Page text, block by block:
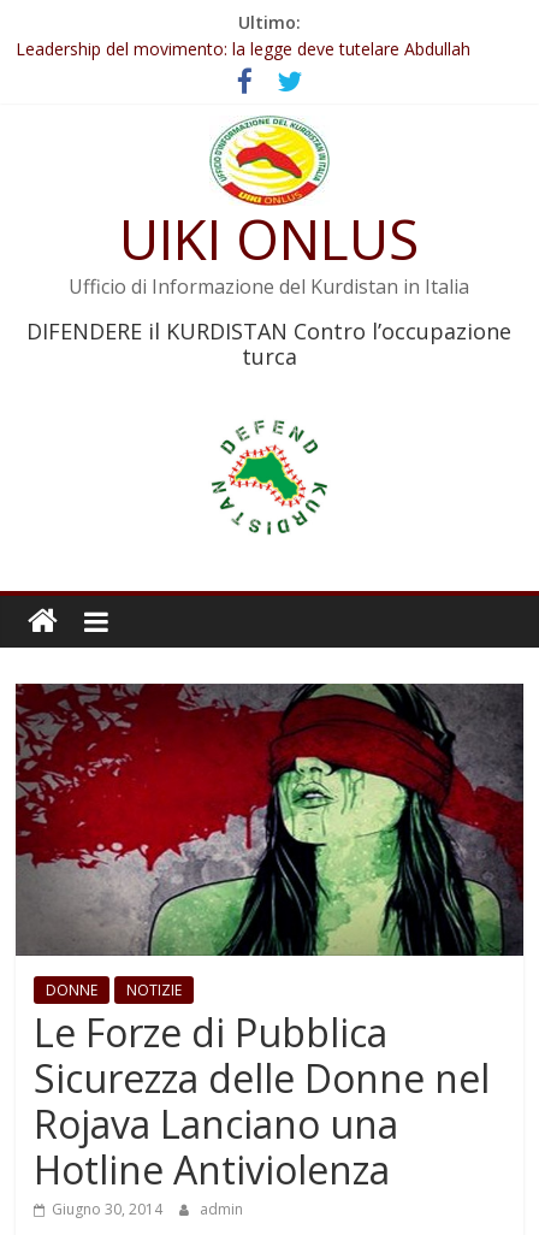
Ultimo:
Abdullah Öcalan: Le legge negativa deve essere trasformata in
Leadership del movimento: la legge deve tutelare Abdullah
Öcalan e l’intero movimento
Commissione donne del KNK: Şengal è di nuovo sotto minaccia
Non tenere conto della situazione di Rêber Apo ostacolerebbe
Il KNK chiede un’azione internazionale contro i crimini di guerra
UIKI ONLUS
Ufficio di Informazione del Kurdistan in Italia
DIFENDERE il KURDISTAN Contro l’occupazione
turca
DONNE NOTIZIE
Le Forze di Pubblica
Sicurezza delle Donne nel
Rojava Lanciano una
Hotline Antiviolenza
Giugno 30, 2014 admin